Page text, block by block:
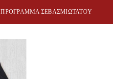
ΠPOΓPAMMA ΣEBAΣMIΩTATOY